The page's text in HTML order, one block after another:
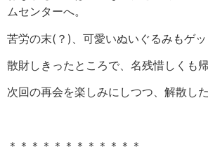
ムセンターへ。
苦労の末(？)、可愛いぬいぐるみもゲ
散財しきったところで、名残惜しくも
次回の再会を楽しみにしつつ、解散した
＊＊＊＊＊＊＊＊＊＊＊＊